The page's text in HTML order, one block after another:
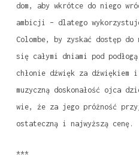
dom, aby wkrótce do niego
ambicji – dlatego
Colombe, by zyskać dostęp
się całymi dniami pod
chłonie dźwięk za dźwiękiem
muzyczną doskonałość ojca
wie, że za jego próżność
ostateczną i najwyższą cenę.
***